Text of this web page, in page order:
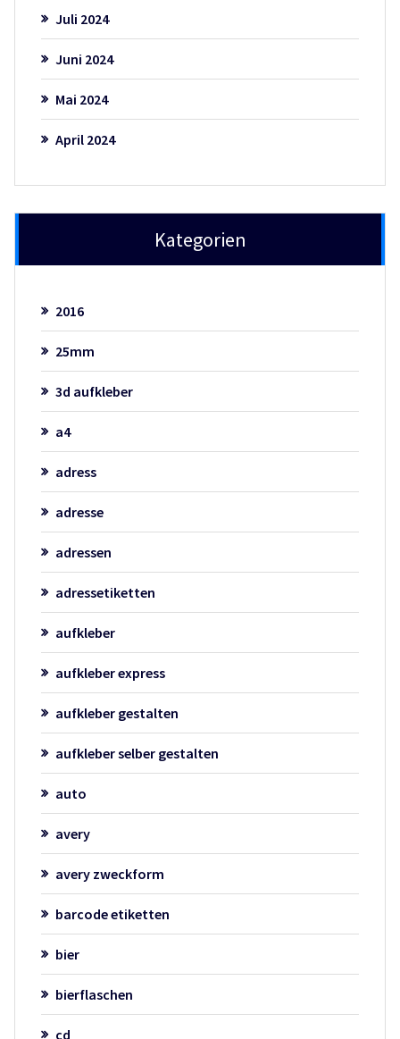
Juli 2024
Juni 2024
Mai 2024
April 2024
Kategorien
2016
25mm
3d aufkleber
a4
adress
adresse
adressen
adressetiketten
aufkleber
aufkleber express
aufkleber gestalten
aufkleber selber gestalten
auto
avery
avery zweckform
barcode etiketten
bier
bierflaschen
cd